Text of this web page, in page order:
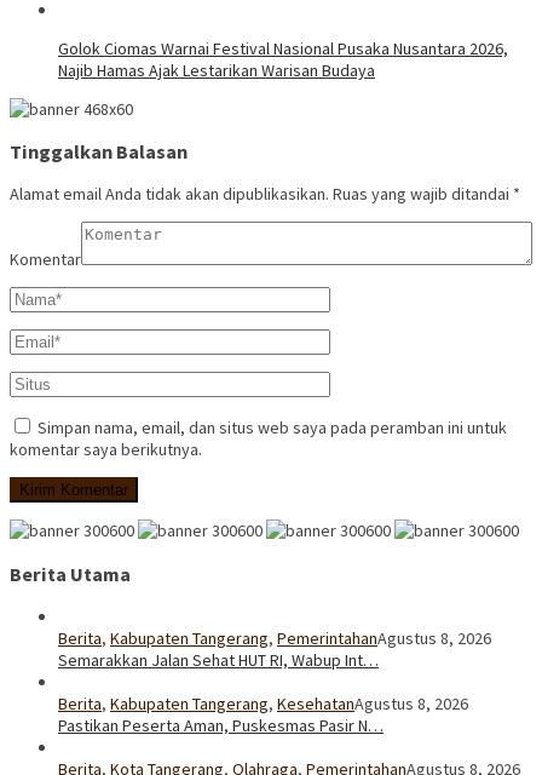
Golok Ciomas Warnai Festival Nasional Pusaka Nusantara 2026,
Najib Hamas Ajak Lestarikan Warisan Budaya
Tinggalkan Balasan
Alamat email Anda tidak akan dipublikasikan. Ruas yang wajib ditandai *
Komentar
Simpan nama, email, dan situs web saya pada peramban ini untuk
komentar saya berikutnya.
Berita Utama
Berita, Kabupaten Tangerang, PemerintahanAgustus 8, 2026
Semarakkan Jalan Sehat HUT RI, Wabup Int…
Berita, Kabupaten Tangerang, KesehatanAgustus 8, 2026
Pastikan Peserta Aman, Puskesmas Pasir N…
Berita, Kota Tangerang, Olahraga, PemerintahanAgustus 8, 2026